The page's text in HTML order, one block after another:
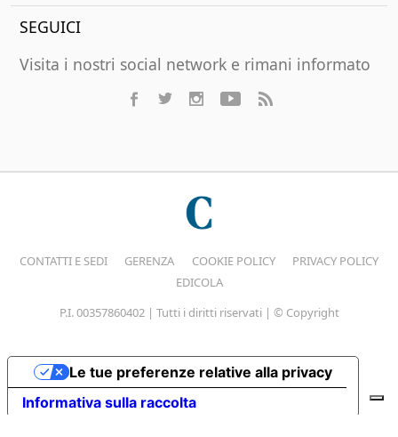
SEGUICI
Visita i nostri social network e rimani informato
CONTATTI E SEDI GERENZA COOKIE POLICY
PRIVACY POLICY
EDICOLA
P.I. 00357860402 | Tutti i diritti riservati | © Copyright
Informativa sulla raccolta
Le tue preferenze relative alla privacy